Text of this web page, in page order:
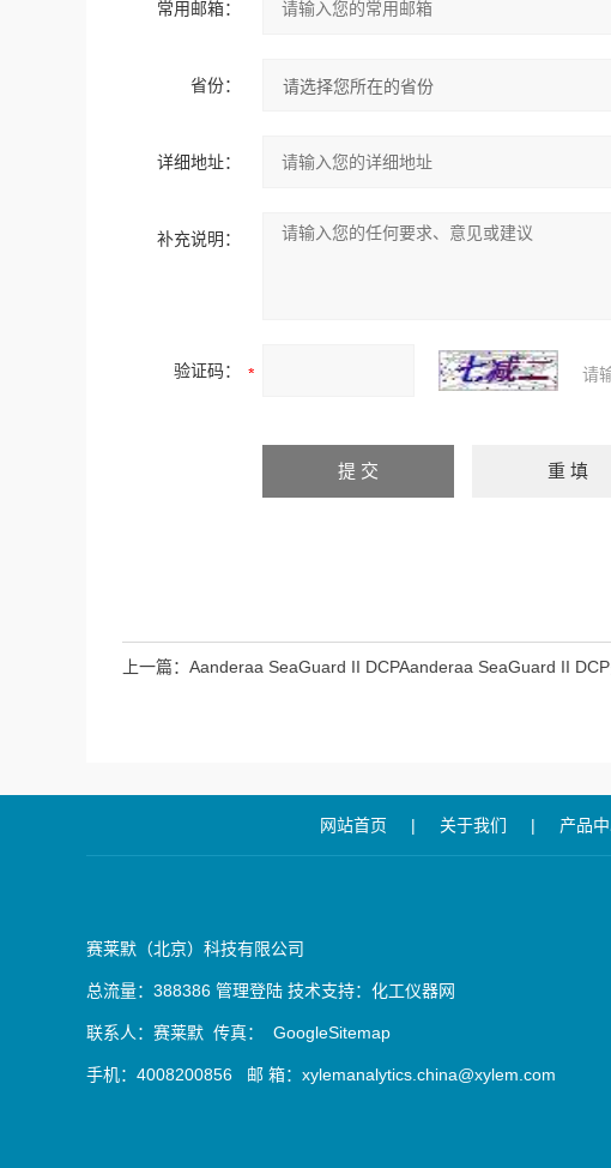
常用邮箱：
省份：
详细地址：
补充说明：
验证码： 请
上一篇： Aanderaa SeaGuard II DCPAanderaa SeaGuard II
网站首页 | 关于我们 | 产品
赛莱默（北京）科技有限公司
总流量：388386 管理登陆 技术支持： 化工仪器网
联系人：赛莱默 传真： GoogleSitemap
手机：4008200856 邮 箱：xylemanalytics.china@xylem.com